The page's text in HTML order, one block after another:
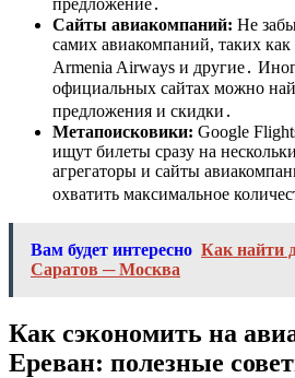
предложение․
Сайты авиакомпаний: Не
самих авиакомпаний, таких
Armenia Airways и другие․
официальных сайтах можно
предложения и скидки․
Метапоисковики: Google
ищут билеты сразу на
агрегаторы и сайты
охватить максимальное
Вам будет интересно Как найти
Саратов ─ Москва
Как сэкономить на
Ереван: полезные